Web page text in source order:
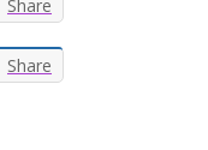
Share
Share